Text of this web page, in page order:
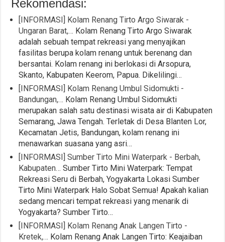
Rekomendasi:
[INFORMASI] Kolam Renang Tirto Argo Siwarak -
Ungaran Barat,… Kolam Renang Tirto Argo Siwarak
adalah sebuah tempat rekreasi yang menyajikan
fasilitas berupa kolam renang untuk berenang dan
bersantai. Kolam renang ini berlokasi di Arsopura,
Skanto, Kabupaten Keerom, Papua. Dikelilingi…
[INFORMASI] Kolam Renang Umbul Sidomukti -
Bandungan,… Kolam Renang Umbul Sidomukti
merupakan salah satu destinasi wisata air di Kabupaten
Semarang, Jawa Tengah. Terletak di Desa Blanten Lor,
Kecamatan Jetis, Bandungan, kolam renang ini
menawarkan suasana yang asri…
[INFORMASI] Sumber Tirto Mini Waterpark - Berbah,
Kabupaten… Sumber Tirto Mini Waterpark: Tempat
Rekreasi Seru di Berbah, Yogyakarta Lokasi Sumber
Tirto Mini Waterpark Halo Sobat Semua! Apakah kalian
sedang mencari tempat rekreasi yang menarik di
Yogyakarta? Sumber Tirto…
[INFORMASI] Kolam Renang Anak Langen Tirto -
Kretek,… Kolam Renang Anak Langen Tirto: Keajaiban